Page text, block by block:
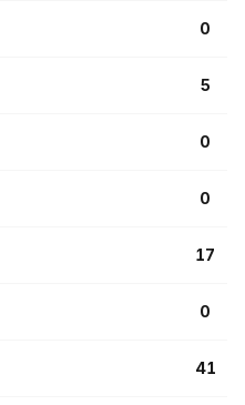
0
5
0
0
17
0
41